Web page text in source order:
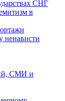
СНГ
в
ненависти
СМИ и